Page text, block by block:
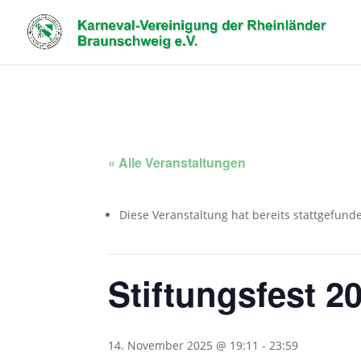
« Alle Veranstaltungen
Diese Veranstaltung hat bereits
Stiftungsfest
14. November 2025 @ 19:11 -23:59